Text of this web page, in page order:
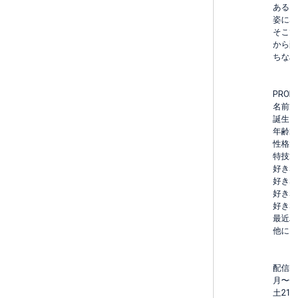
あ
姿
そ
か
ち
名
誕
年
性
特
好
好
好
好
最
他
配
月
土